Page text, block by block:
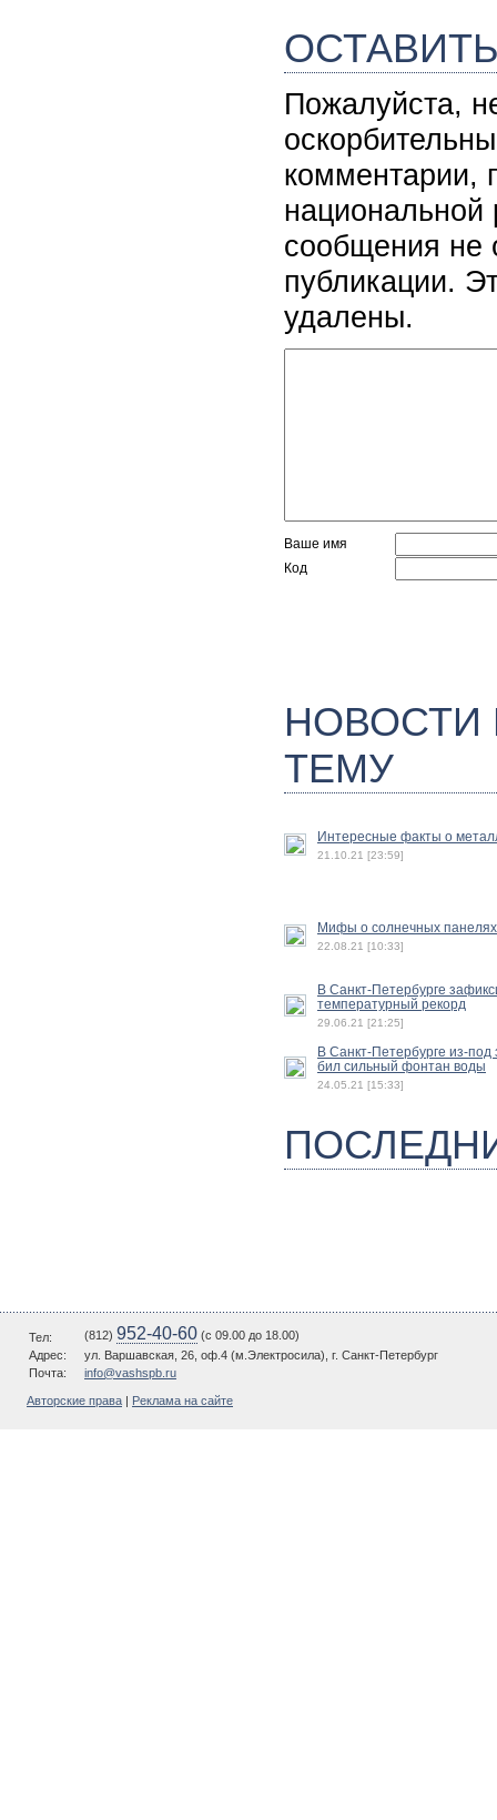
Пожалуйста,
комментарии,
национальной
сообщения не
публикации.
удалены.
Ваше имя
Код
ТЕМУ
Интересные факты о
21.10.21 [23:59]
Мифы о солнечных панелях
22.08.21 [10:33]
В Санкт-Петербурге
температурный рекорд
29.06.21 [21:25]
В Санкт-Петербурге из-под
бил сильный фонтан воды
24.05.21 [15:33]
Тел: (812) 952-40-60 (c 09.00 до 18.00)
Адрес:
ул. Варшавская, 26, оф.4 (м.Электросила), г. Санкт-Петербург
Почта:
info@vashspb.ru
Авторские права Реклама на сайте